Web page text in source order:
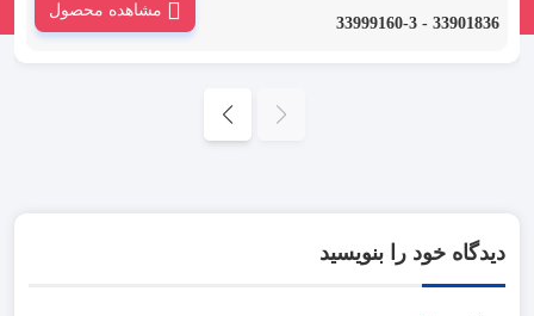
33901836 - 33999160-3
مشاهده محصول
دیدگاه خود را بنویسید